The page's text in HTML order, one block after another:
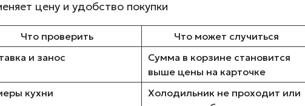
цену и удобство покупки
Что проверить Что может случиться
и занос
Сумма в корзине становится
выше цены на карточке
кухни
Холодильник не проходит или